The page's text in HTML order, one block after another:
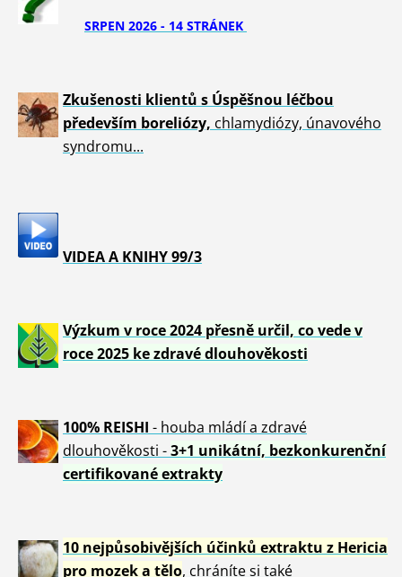
SRPEN 2026 - 14 STRÁNEK
Zkušenosti klientů s Úspěšnou léčbou
především boreliózy, chlamydiózy, únavového
syndromu...
VIDEA A KNIHY 99/3
Výzkum v roce 2024 přesně určil, co vede v
roce 2025 ke zdravé dlouhověkosti
100% REISHI - houba mládí a zdravé
dlouhověkosti -3+1 unikátní, bezkonkurenční
certifikované extrakty
10 nejpůsobivějších účinků extraktu z Hericia
pro mozek a tělo, chráníte si také